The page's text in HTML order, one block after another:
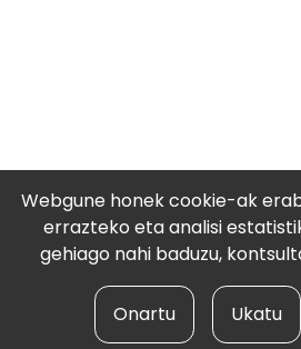
Webgune honek cookie-ak
errazteko eta analisi
gehiago nahi baduzu,
Onartu Ukatu